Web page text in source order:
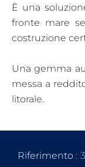
​È una
fronte mare
costruzione
Una gemma
messa a
litorale.
Riferimento